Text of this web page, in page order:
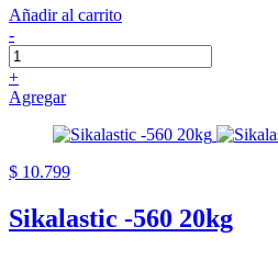
Añadir al carrito
-
+
Agregar
$ 10.799
Sikalastic -560 20kg